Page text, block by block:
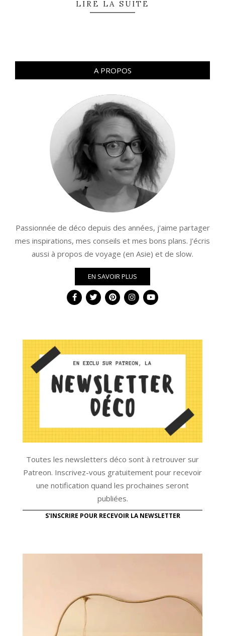
LIRE LA SUITE
A PROPOS
Passionnée de déco depuis des années, j'aime partager
mes inspirations, mes conseils et mes bons plans. J'écris
aussi à propos de voyage (en Asie) et de slow.
EN SAVOIR PLUS
Toutes les newsletters déco sont à retrouver sur
Patreon. Inscrivez-vous gratuitement pour recevoir
une notification quand les prochaines seront
publiées.
S'INSCRIRE POUR RECEVOIR LA NEWSLETTER